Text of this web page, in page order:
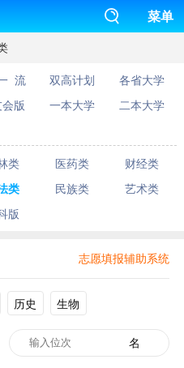
菜单
流 双高计划
各省大学
版 一本大学
二本大学
类 医药类
财经类
类 民族类
艺术类
版
志愿填报辅助系统
历史 生物
名